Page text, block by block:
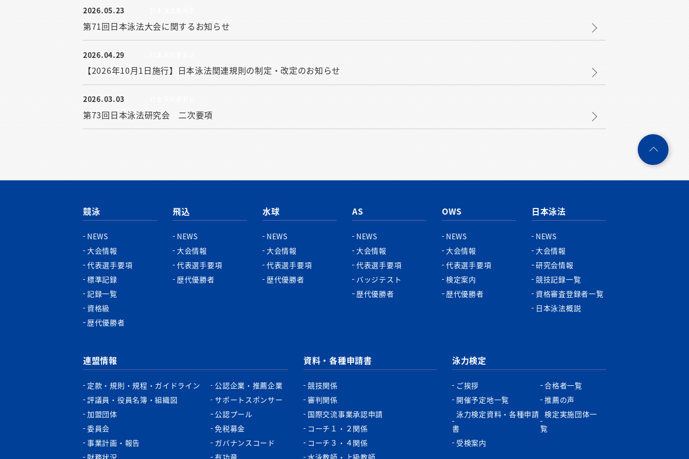
2026.05.23 日本泳法委員会
第71回日本泳法大会に関するお知らせ
2026.04.29 日本泳法委員会
【2026年10月1日施行】日本泳法関連規則の制定・改定のお知らせ
2026.03.03 日本泳法委員会
第73回日本泳法研究会 二次要項
競泳
NEWS
大会情報
代表選手要項
標準記録
記録一覧
資格級
歴代優勝者
飛込
NEWS
大会情報
代表選手要項
歴代優勝者
水球
NEWS
大会情報
代表選手要項
歴代優勝者
AS
NEWS
大会情報
代表選手要項
バッジテスト
歴代優勝者
OWS
NEWS
大会情報
代表選手要項
検定案内
歴代優勝者
日本泳法
NEWS
大会情報
研究会情報
競技記録一覧
資格審査登録者一覧
日本泳法概説
連盟情報
定款・規則・規程・ガイドライン
評議員・役員名簿・組織図
加盟団体
委員会
事業計画・報告
財務状況
公認企業・推薦企業
サポートスポンサー
公認プール
免税募金
ガバナンスコード
有功章
資料・各種申請書
競技関係
審判関係
国際交流事業承認申請
コーチ１・２関係
コーチ３・４関係
水泳教師・上級教師
泳力検定
ご挨拶
開催予定地一覧
泳力検定資料・各種申請
書
受検案内
合格者一覧
推薦の声
検定実施団体一
覧